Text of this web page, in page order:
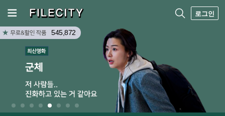
로그인
545,872